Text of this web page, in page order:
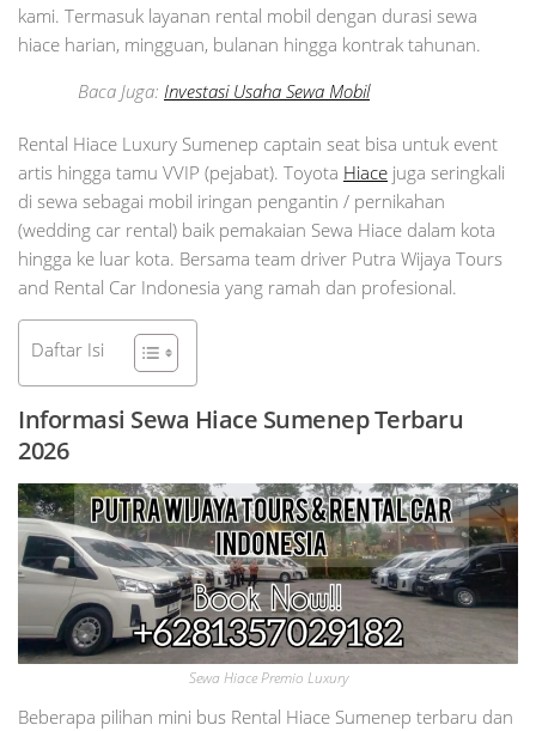
kami. Termasuk layanan rental mobil dengan durasi sewa
hiace harian, mingguan, bulanan hingga kontrak tahunan.
Baca Juga: Investasi Usaha Sewa Mobil
Rental Hiace Luxury Sumenep captain seat bisa untuk event
artis hingga tamu VVIP (pejabat). Toyota Hiace juga seringkali
di sewa sebagai mobil iringan pengantin / pernikahan
(wedding car rental) baik pemakaian Sewa Hiace dalam kota
hingga ke luar kota. Bersama team driver Putra Wijaya Tours
and Rental Car Indonesia yang ramah dan profesional.
Daftar Isi
Informasi Sewa Hiace Sumenep Terbaru
2026
Sewa Hiace Premio Luxury
Beberapa pilihan mini bus Rental Hiace Sumenep terbaru dan